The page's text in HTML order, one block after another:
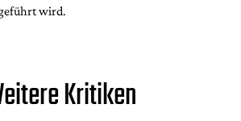
wird.
Kritiken